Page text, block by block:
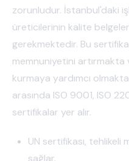
zorunludur. İstanbul'daki
üreticilerinin kalite
gerekmektedir. Bu
memnuniyetini artırmakta
kurmaya yardımcı
arasında ISO 9001, ISO
sertifikalar yer alır.
UN sertifikası, tehlikeli
sağlar.